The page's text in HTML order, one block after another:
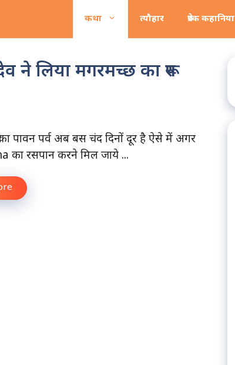
कथा त्यौहार प्रेरक कहानिया
ने लिया मगरमच्छ का रूप
का पावन पर्व अब बस चंद दिनों दूर है ऐसे में अगर
का रसपान करने मिल जाये ...